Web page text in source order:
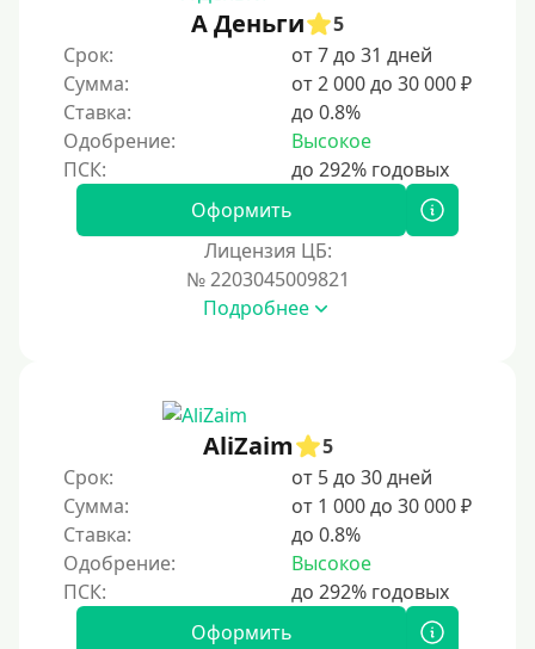
100 дней
4 месяца
5 месяцев
На полгода
10 месяцев
5 лет
Краткосрочные
Долгосрочные
Принятие решения
А Деньги
5
Срок:
от 7 до 31 дней
Сумма:
от 2 000 до 30 000 ₽
Ставка:
до 0.8%
Одобрение:
Высокое
Оформить
Лицензия ЦБ:
№ 2203045009821
Подробнее
AliZaim
5
Срок:
от 5 до 30 дней
Сумма:
от 1 000 до 30 000 ₽
Ставка:
до 0.8%
Одобрение:
Высокое
Оформить